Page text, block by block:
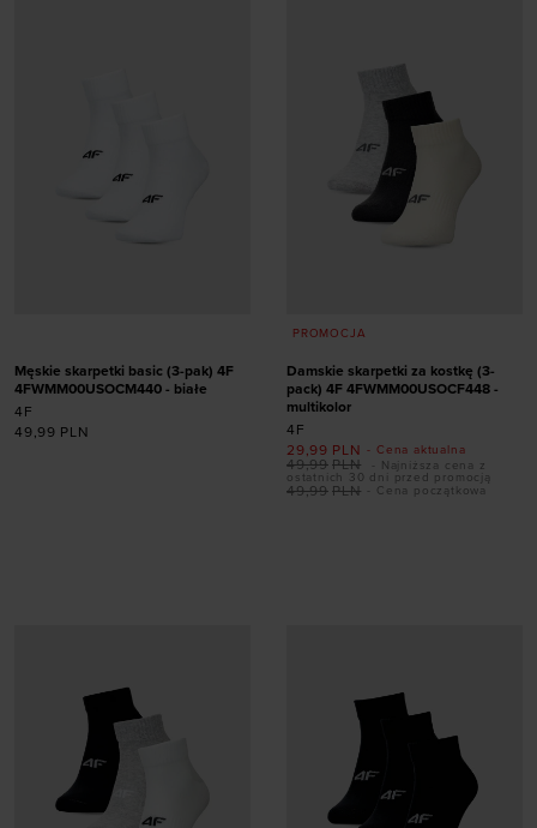
rozmiarze
39-42
Męskie skarpetki basic (3-pak) 4F
4FWMM00USOCM440 - białe
4F
49,99 PLN
PROMOCJA
Damskie skarpetki za kostkę (3-
pack) 4F 4FWMM00USOCF448 -
multikolor
4F
- Cena aktualna
29,99 PLN
- Cena początkowa
49,99 PLN
49,99 PLN
- Najniższa cena z
ostatnich 30 dni przed promocją